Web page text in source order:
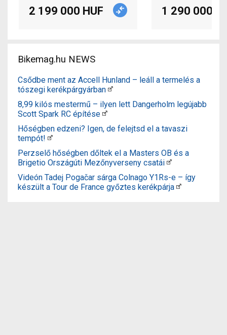
2 199 000 HUF 1 290 000
Bikemag.hu NEWS
Csődbe ment az Accell Hunland – leáll a termelés a
tószegi kerékpárgyárban
8,99 kilós mestermű – ilyen lett Dangerholm legújabb
Scott Spark RC építése
Hőségben edzeni? Igen, de felejtsd el a tavaszi
tempót!
Perzselő hőségben dőltek el a Masters OB és a
Brigetio Országúti Mezőnyverseny csatái
Videón Tadej Pogačar sárga Colnago Y1Rs-e – így
készült a Tour de France győztes kerékpárja